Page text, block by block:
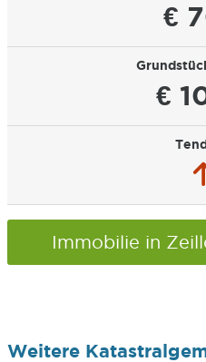
€
€
Immobilie in
Weitere